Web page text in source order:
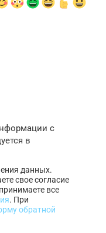
с
в
данных.
свое согласие
все
. При
обратной